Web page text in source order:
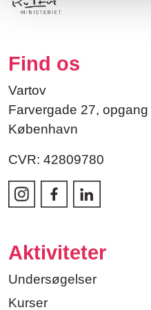
Find os
Vartov
Farvergade 27,
København
CVR: 42809780
Aktiviteter
Undersøgelser
Kurser